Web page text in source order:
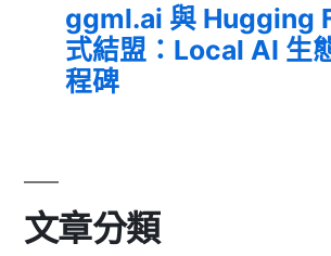
ggml.ai 與 Hugging
式結盟：Local AI 生
程碑
文章分類